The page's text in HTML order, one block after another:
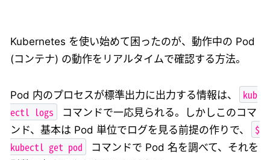
Kubernetes を使い始めて困ったのが、動作中の Pod
(コンテナ) の動作をリアルタイムで確認する方法。
Pod 内のプロセスが標準出力に出力する情報は、
kub
ectl logs
コマンドで一応見られる。しかしこのコマ
ンド、基本は Pod 単位でログを見る前提の作りで、
$
kubectl get pod
コマンドで Pod 名を調べて、それを